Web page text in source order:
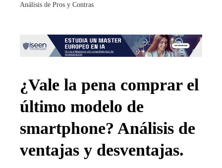
Análisis de Pros y Contras
¿Vale la pena comprar el
último modelo de
smartphone? Análisis de
ventajas y desventajas.